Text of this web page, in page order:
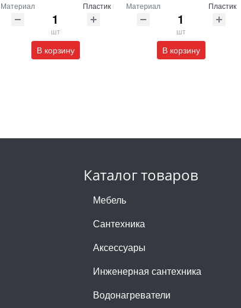
Материал
Пластик
шт
В корзину
Материал
Пластик
шт
В корзину
Каталог товаров
Мебель
Сантехника
Аксессуары
Инженерная сантехника
Водонагреватели